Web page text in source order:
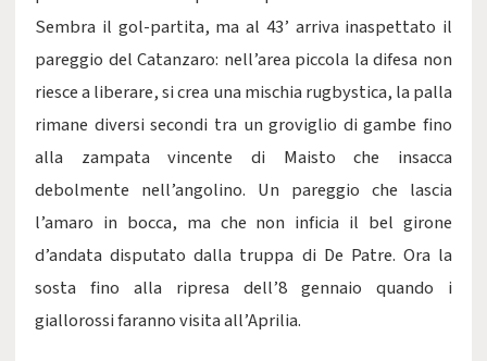
Sembra il gol-partita, ma al 43’ arriva inaspettato il
pareggio del Catanzaro: nell’area piccola la difesa non
riesce a liberare, si crea una mischia rugbystica, la palla
rimane diversi secondi tra un groviglio di gambe fino
alla zampata vincente di Maisto che insacca
debolmente nell’angolino. Un pareggio che lascia
l’amaro in bocca, ma che non inficia il bel girone
d’andata disputato dalla truppa di De Patre. Ora la
sosta fino alla ripresa dell’8 gennaio quando i
giallorossi faranno visita all’Aprilia.